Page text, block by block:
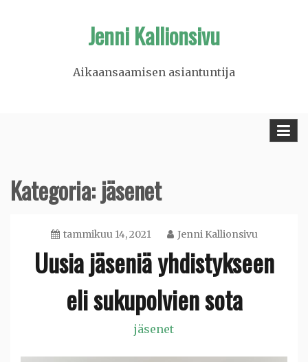
Jenni Kallionsivu
Aikaansaamisen asiantuntija
Kategoria: jäsenet
tammikuu 14, 2021 Jenni Kallionsivu
Uusia jäseniä yhdistykseen
eli sukupolvien sota
jäsenet